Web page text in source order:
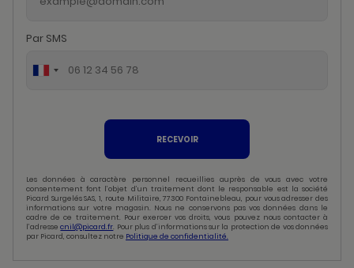
Par SMS
RECEVOIR
Les données à caractère personnel recueillies auprès de vous avec votre
consentement font l’objet d’un traitement dont le responsable est la société
Picard Surgelés SAS, 1, route Militaire, 77300 Fontainebleau, pour vous adresser des
informations sur votre magasin. Nous ne conservons pas vos données dans le
cadre de ce traitement. Pour exercer vos droits, vous pouvez nous contacter à
l’adressecnil@picard.fr. Pour plus d’informations sur la protection de vos données
par Picard, consultez notre Politique de confidentialité.